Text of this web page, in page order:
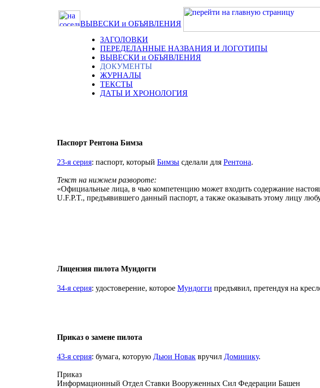
ВЫВЕСКИ и ОБЪЯВЛЕНИЯ
ЗАГОЛОВКИ
ПЕРЕДЕЛАННЫЕ НАЗВАНИЯ И ЛОГОТИПЫ
ВЫВЕСКИ и ОБЪЯВЛЕНИЯ
ДОКУМЕНТЫ
ЖУРНАЛЫ
ТЕКСТЫ
ДАТЫ И ХРОНОЛОГИЯ
Паспорт Рентона Бимза
23-я серия: паспорт, который Бимзы сделали для Рентона.
Текст на нижнем развороте:
«Официальные лица, в чью компетенцию может входить содержание
U.F.P.T., предъявившего данный паспорт, а также оказывать этому лицу
Лицензия пилота Мундогги
34-я серия: удостоверение, которое Мундогги предъявил, претендуя на
Приказ о замене пилота
43-я серия: бумага, которую Дьюи Новак вручил Доминику.
Приказ
Информационный Отдел Ставки Вооруженных Сил Федерации Башен